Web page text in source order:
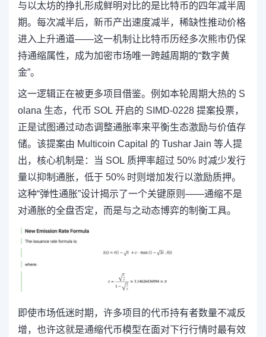
与以太坊的挣扎形成鲜明对比的是比特币的四年减半周
期。每次减半后，新币产出速度减半，稀缺性推动价格
进入上升通道——这一机制让比特币历经多次熊市仍保
持通缩属性，成为加密市场唯一跨越周期的“数字黄
金”。
这一逻辑正在被更多项目借鉴。例如本轮周期大热的 S
olana 生态，代币 SOL 开启的 SIMD-0228 提案投票，
正是试图通过动态调整通胀率来平衡生态激励与价值存
储。该提案由 Multicoin Capital 的 Tushar Jain 等人提
出，核心机制是：当 SOL 质押率超过 50% 时减少发行
量以抑制通胀，低于 50% 时则增加发行以激励质押。
这种“弹性通胀”设计揭示了一个关键原则——通缩不是
对通胀的全盘否定，而是与之动态博弈的制衡工具。
即使市场低迷时期，许多项目的代币持有者数量不减反
增，也许这就是通缩代币模型在面对下行行情时最有效